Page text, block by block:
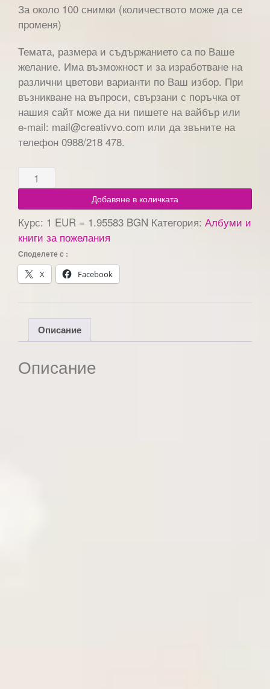
За около 100 снимки (количеството може да се
променя)
Темата, размера и съдържанието са по Ваше
желание. Има възможност и за изработване на
различни цветови варианти по Ваш избор. При
възникване на въпроси, свързани с поръчка от
нашия сайт може да ни пишете на вайбър или
e-mail: mail@creativvo.com или да звъните на
телефон 0988/218 478.
Добавяне в количката
Курс: 1 EUR = 1.95583 BGN Категория: Албуми и
книги за пожелания
Споделете с :
X
Facebook
Описание
Описание